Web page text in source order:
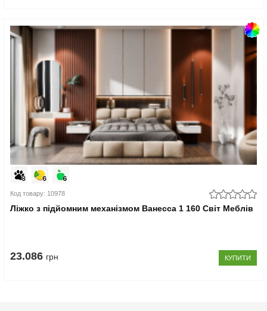
Код товару: 10978
Ліжко з підйомним механізмом Ванесса 1 160 Світ Меблів
23.086 грн КУПИТИ